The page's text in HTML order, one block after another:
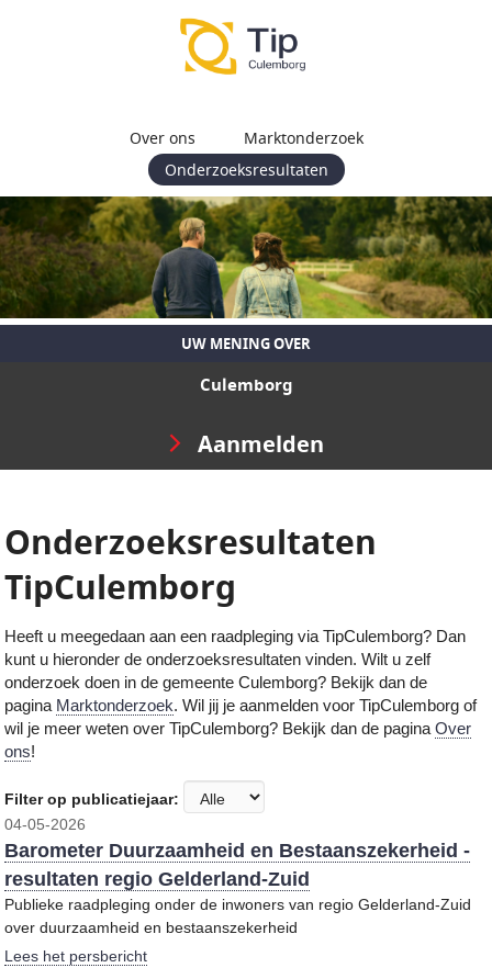
Over ons
Marktonderzoek
Onderzoeksresultaten
UW MENING OVER
Culemborg
Aanmelden
Onderzoeksresultaten
TipCulemborg
Heeft u meegedaan aan een raadpleging via TipCulemborg? Dan
kunt u hieronder de onderzoeksresultaten vinden. Wilt u zelf
onderzoek doen in de gemeenteCulemborg? Bekijk dan de
pagina Marktonderzoek. Wil jij je aanmelden voor TipCulemborg of
wil je meer weten over TipCulemborg? Bekijk dan de paginaOver
ons!
Filter op publicatiejaar:
04-05-2026
Barometer Duurzaamheid en Bestaanszekerheid -
resultaten regio Gelderland-Zuid
Publieke raadpleging onder de inwoners van regio Gelderland-Zuid
over duurzaamheid en bestaanszekerheid
Lees het persbericht